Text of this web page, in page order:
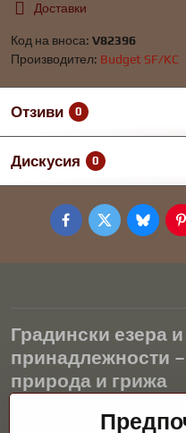
Доставки
Код на вноса: V82396
Производител: Budget SF/KC
Отзиви 0
Дискусия 0
FacebookTwitterBluesky
Градински езера
принадлежности
природа и грижа
Градинските езера са